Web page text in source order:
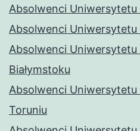
Absolwenci Uniwersytetu
Absolwenci Uniwersytetu
Absolwenci
Białymstoku
Absolwenci Uniwersytetu
Toruniu